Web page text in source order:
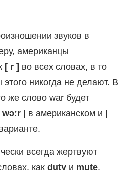
звуков в
американцы
[ r ] во всех словах, в то
никогда не делают. В
же слово war будет
wɔːr | в американском и |
всегда жертвуют
как duty и mute.